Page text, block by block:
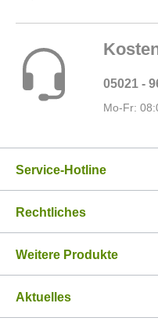
05021 -
Mo-Fr:
Service-Hotline
Rechtliches
Weitere Produkte
Aktuelles